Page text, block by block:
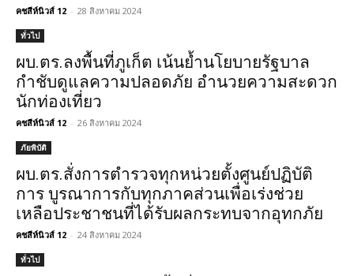
คชสีห์นิวส์ 12 - 28 สิงหาคม 2024
ทั่วไป
ผบ.ตร.ลงพื้นที่ภูเก็ต เน้นย้ำนโยบายรัฐบาล
กำชับดูแลความปลอดภัย อำนวยความสะดวก
นักท่องเที่ยว
คชสีห์นิวส์ 12 - 26 สิงหาคม 2024
ภัยพิบัติ
ผบ.ตร.สั่งการตำรวจทุกหน่วยตั้งศูนย์ปฏิบัติ
การ บูรณาการกับทุกภาคส่วนเพื่อเร่งช่วย
เหลือประชาชนที่ได้รับผลกระทบจากอุทกภัย
คชสีห์นิวส์ 12 - 24 สิงหาคม 2024
ทั่วไป